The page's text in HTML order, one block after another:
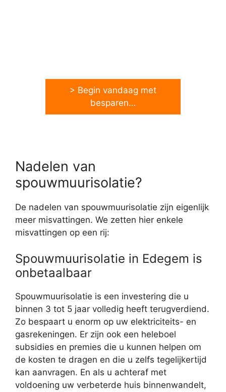
> Begin vandaag met
besparen…
Nadelen van
spouwmuurisolatie?
De nadelen van spouwmuurisolatie zijn eigenlijk
meer misvattingen. We zetten hier enkele
misvattingen op een rij:
Spouwmuurisolatie in Edegem is
onbetaalbaar
Spouwmuurisolatie is een investering die u
binnen 3 tot 5 jaar volledig heeft terugverdiend.
Zo bespaart u enorm op uw elektriciteits- en
gasrekeningen. Er zijn ook een heleboel
subsidies en premies die u kunnen helpen om
de kosten te dragen en die u zelfs tegelijkertijd
kan aanvragen. En als u achteraf met
voldoening uw verbeterde huis binnenwandelt,